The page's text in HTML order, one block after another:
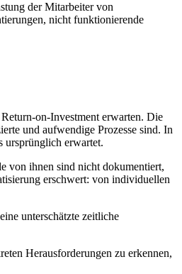
der Mitarbeiter von
nicht funktionierende
on-Investment erwarten. Die
und aufwendige Prozesse sind. In
ursprünglich erwartet.
von ihnen sind nicht dokumentiert,
erschwert: von individuellen
unterschätzte zeitliche
Herausforderungen zu erkennen,